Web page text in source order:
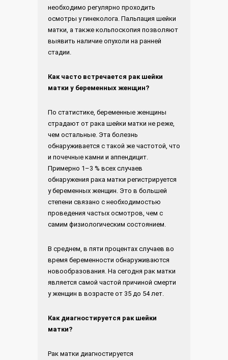
необходимо регулярно проходить
осмотры у гинеколога. Пальпация шейки
матки, а также кольпоскопия позволяют
выявить наличие опухоли на ранней
стадии.
Как часто встречается рак шейки
матки у беременных женщин?
По статистике, беременные женщины
страдают от рака шейки матки не реже,
чем остальные. Эта болезнь
обнаруживается с такой же частотой, что
и почечные камни и аппендицит.
Примерно 1–3 % всех случаев
обнаружения рака матки регистрируется
у беременных женщин. Это в большей
степени связано с необходимостью
проведения частых осмотров, чем с
самим физиологическим состоянием.
В среднем, в пяти процентах случаев во
время беременности обнаруживаются
новообразования. На сегодня рак матки
является самой частой причиной смерти
у женщин в возрасте от 35 до 54 лет.
Как диагностируется рак шейки
матки?
Рак матки диагностируется